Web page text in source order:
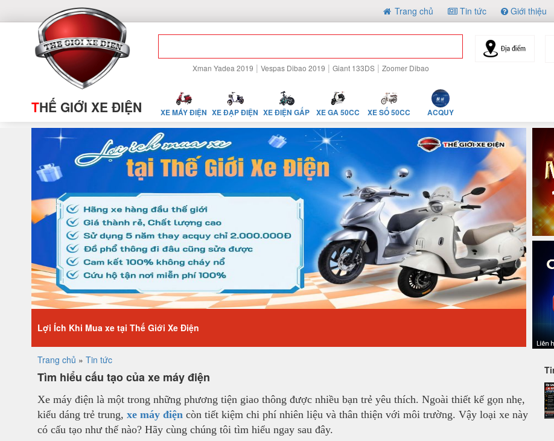
Giới thiệu
Tin tức
Trang chủ
THẾ GIỚI XE ĐIỆN
Xman Yadea 2019 | Vespas Dibao 2019 | Giant 133DS | Zoomer Dibao
XE MÁY ĐIỆN XE ĐẠP ĐIỆN XE ĐIỆN GẤP XE GA 50CC XE SỐ 50CC ACQUY
Lợi Ích Khi Mua xe tại Thế Giới Xe Điện
Trang chủ » Tin tức
Tìm hiểu cấu tạo của xe máy điện
Xe máy điện là một trong những phương tiện giao thông được nhiều bạn trẻ yêu thích. Ngoài thiết kế gọn nhẹ,
kiểu dáng trẻ trung, xe máy điện còn tiết kiệm chi phí nhiên liệu và thân thiện với môi trường. Vậy loại xe này
có cấu tạo như thế nào? Hãy cùng chúng tôi tìm hiểu ngay sau đây.